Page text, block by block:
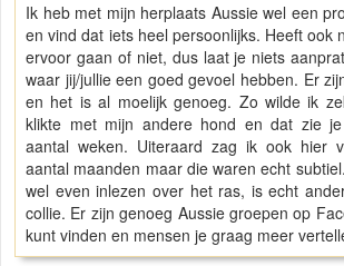
Ik heb met mijn herplaats Aussie wel een
en vind dat iets heel persoonlijks. Heeft ook
ervoor gaan of niet, dus laat je niets
waar jij/jullie een goed gevoel hebben. Er
en het is al moelijk genoeg. Zo wilde ik
klikte met mijn andere hond en dat zie
aantal weken. Uiteraard zag ik ook hier
aantal maanden maar die waren echt
wel even inlezen over het ras, is echt
collie. Er zijn genoeg Aussie groepen op
kunt vinden en mensen je graag meer